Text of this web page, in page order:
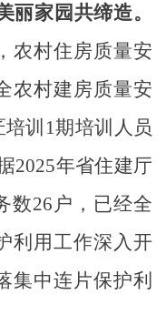
丽家园共缔造。
农村住房质量安
农村建房质量安
训 1期培训人员
2025年省住建厅
数26户，已经全
利用工作深入开
集中连片保护利